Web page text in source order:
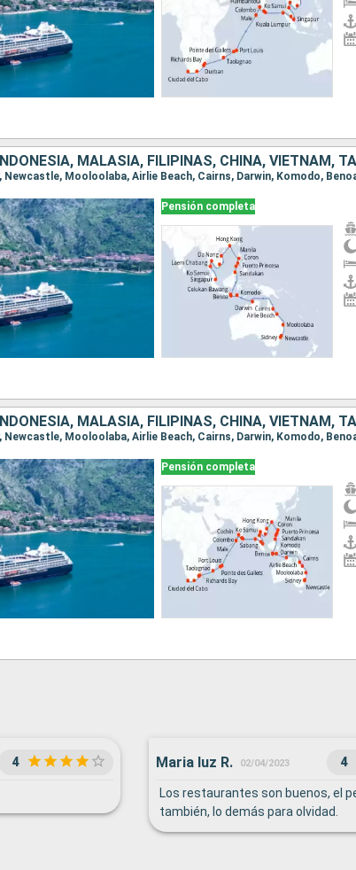
Pensión completa
Pensión completa
4 Maria luz R. 02/04/2023 4
Los restaurantes son buenos, el
también, lo demás para olvidad.